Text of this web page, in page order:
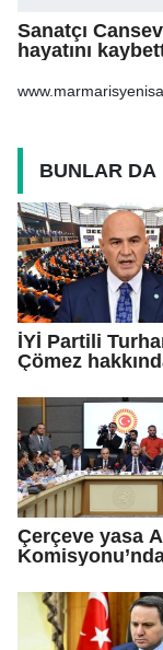
Sanatçı
hayatını
BUNLAR DA
İYİ Partili
Çömez
Çerçeve yasa